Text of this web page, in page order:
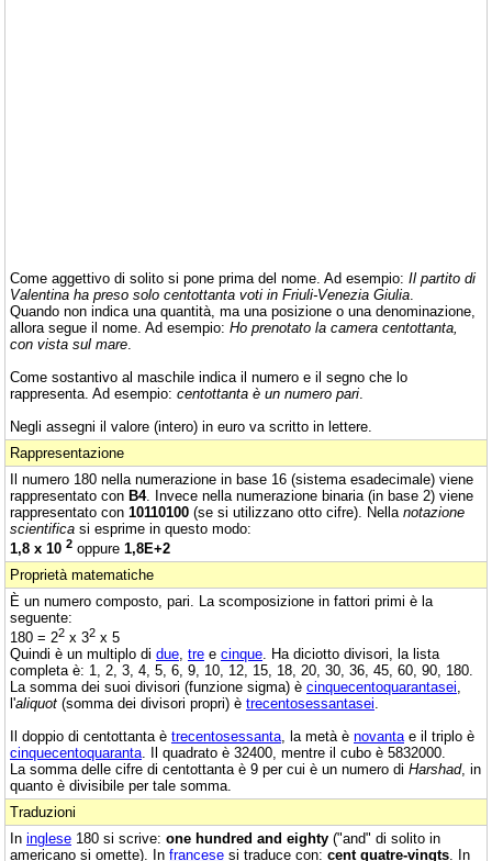
Come aggettivo di solito si pone prima del nome. Ad esempio: Il partito di
Valentina ha preso solo centottanta voti in Friuli-Venezia Giulia
Quando non indica una quantità, ma una posizione o una denominazione,
allora segue il nome. Ad esempio: Ho prenotato la camera centottanta,
con vista sul mare
Come sostantivo al maschile indica il numero e il segno che lo
rappresenta. Ad esempio: centottanta è un numero pari
Negli assegni il valore (intero) in euro va scritto in lettere.
Rappresentazione
Il numero 180 nella numerazione in base 16 (sistema esadecimale) viene
rappresentato con B4. Invece nella numerazione binaria (in base 2) viene
rappresentato con 10110100 (se si utilizzano otto cifre). Nella notazione
scientifica si esprime in questo modo:
1,8 x 10 2 oppure 1,8E+2
Proprietà matematiche
È un numero composto, pari. La scomposizione in fattori primi è la
seguente:
180 = 22 x 32 x 5
Quindi è un multiplo di due tre e cinque . Ha diciotto divisori, la lista
completa è: 1, 2, 3, 4, 5, 6, 9, 10, 12, 15, 18, 20, 30, 36, 45, 60, 90, 180.
La somma dei suoi divisori (funzione sigma) è cinquecentoquarantasei
l'aliquot (somma dei divisori propri) è trecentosessantasei
Il doppio di centottanta è trecentosessanta , la metà è novanta e il triplo è
cinquecentoquaranta . Il quadrato è 32400, mentre il cubo è 5832000.
La somma delle cifre di centottanta è 9 per cui è un numero di Harshad, in
quanto è divisibile per tale somma.
Traduzioni
In inglese 180 si scrive: one hundred and eighty ("and" di solito in
americano si omette). In francese si traduce con: cent quatre-vingts . In